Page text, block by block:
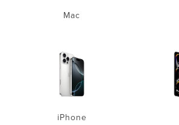
Mac
iPhone